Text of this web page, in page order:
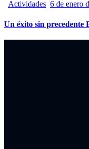
Actividades 6 de enero
Un éxito sin precedente